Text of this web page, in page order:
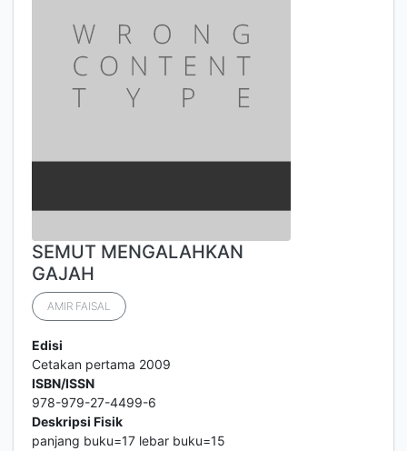
SEMUT MENGALAHKAN
GAJAH
AMIR FAISAL
Edisi
Cetakan pertama 2009
ISBN/ISSN
978-979-27-4499-6
Deskripsi Fisik
panjang buku=17 lebar buku=15